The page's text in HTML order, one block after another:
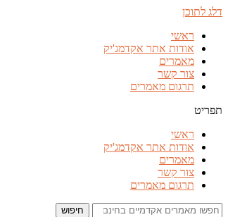
דלג לתוכן
ראשי
אודות אתר אקדמג'יק
מאמרים
צור קשר
תרגום מאמרים
תפריט
ראשי
אודות אתר אקדמג'יק
מאמרים
צור קשר
תרגום מאמרים
חיפוש